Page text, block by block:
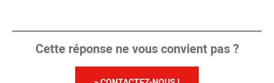
Cette réponse ne vous convient pas ?